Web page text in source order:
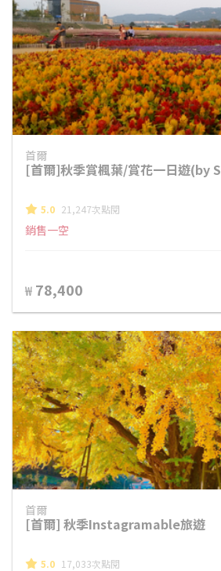
首爾
[首爾]秋季賞楓葉/賞花一日遊(by
5.0 21,247次點閱
銷售一空
₩ 78,400
首爾
[首爾] 秋季Instagramable旅遊
5.0 17,033次點閱